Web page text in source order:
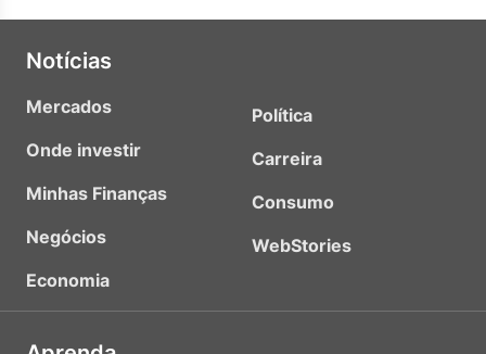
Notícias
Mercados
Onde investir
Minhas Finanças
Negócios
Economia
Política
Carreira
Consumo
WebStories